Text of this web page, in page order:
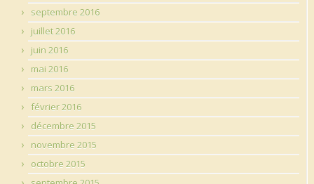
septembre 2016
juillet 2016
juin 2016
mai 2016
mars 2016
février 2016
décembre 2015
novembre 2015
octobre 2015